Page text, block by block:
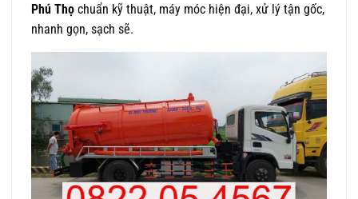
Phú Thọ chuẩn kỹ thuật, máy móc hiện đại, xử lý tận gốc,
nhanh gọn, sạch sẽ.